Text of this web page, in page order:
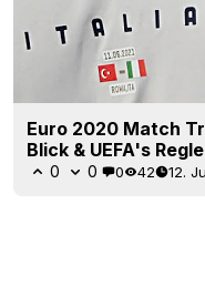
Euro 2020 Match
Blick & UEFA's
0 0 0 42 12.